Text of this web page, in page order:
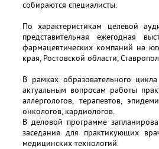
собираются специалисты.
По характеристикам целевой
представительная ежегодная
фармацевтических компаний на
края, Ростовской области,
В рамках образовательного
актуальным вопросам работы
аллергологов, терапевтов,
онкологов, кардиологов.
В деловой программе
заседания для практикующих
медицинских технологий.